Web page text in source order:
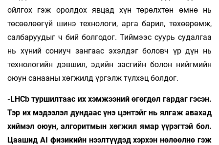
ойлгох гэж оролдох явцад хүн төрөлхтөн өмнө нь
төсөөлөөгүй шинэ технологи, арга барил, төхөөрөмж,
салбаруудыг ч бий болгодог. Тиймээс суурь судалгаа
нь хүний сониуч зангаас эхэлдэг боловч үр дүн нь
технологийн дэвшил, эдийн засгийн болон нийгмийн
оюун санааны хөгжилд үргэлж түлхэц болдог.
-LHCb туршилтаас их хэмжээний өгөгдөл гардаг гэсэн.
Тэр их мэдээлэл дундаас үнэ цэнтэйг нь ялгаж авахад
хиймэл оюун, алгоритмын хөгжил ямар үүрэгтэй бол.
Цаашид AI физикийн нээлтүүдэд хэрхэн нөлөөлнө гэж